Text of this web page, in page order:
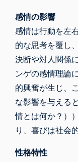
感情の影響
感情は行動を左
的な思考を覆し
決断や対人関係
ンゲの感情理論
的興奮が生じ、
な影響を与える
情とは何か？）
り、喜びは社会
性格特性